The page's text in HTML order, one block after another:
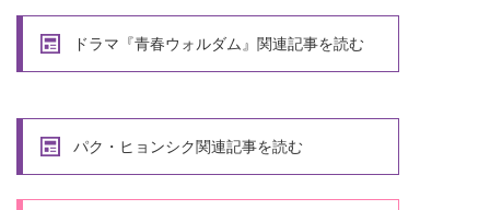
ドラマ『青春ウォルダム』関連記事を読む
パク・ヒョンシク関連記事を読む